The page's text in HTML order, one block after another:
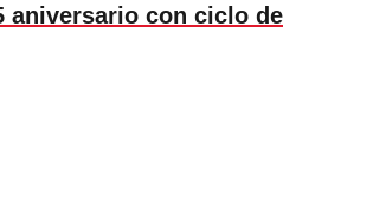
aniversario con ciclo de